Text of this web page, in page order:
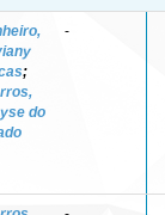
;
do
-